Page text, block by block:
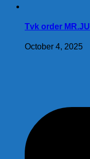
Tvk order
October 4, 2025